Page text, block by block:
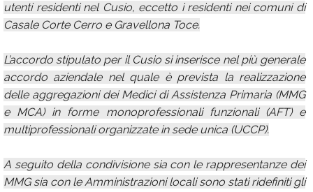
utenti residenti nel Cusio, eccetto i residenti nei comuni di
Casale Corte Cerro e Gravellona Toce.
L’accordo stipulato per il Cusio si inserisce nel più generale
accordo aziendale nel quale è prevista la realizzazione
delle aggregazioni dei Medici di Assistenza Primaria (MMG
e MCA) in forme monoprofessionali funzionali (AFT) e
multiprofessionali organizzate in sede unica (UCCP).
A seguito della condivisione sia con le rappresentanze dei
MMG sia con le Amministrazioni locali sono stati ridefiniti gli